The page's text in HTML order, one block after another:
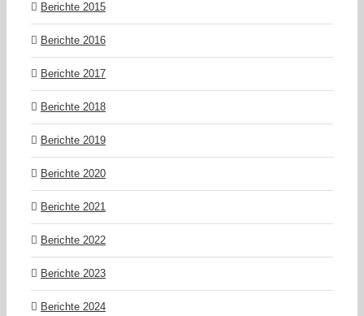
Berichte 2015
Berichte 2016
Berichte 2017
Berichte 2018
Berichte 2019
Berichte 2020
Berichte 2021
Berichte 2022
Berichte 2023
Berichte 2024